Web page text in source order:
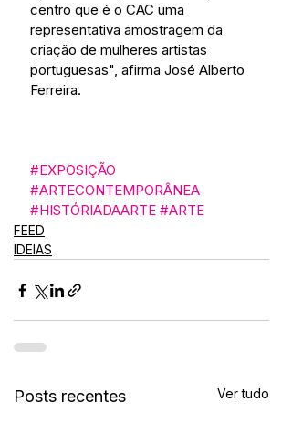
centro que é o CAC uma
representativa amostragem da
criação de mulheres artistas
portuguesas", afirma José Alberto
Ferreira.
#EXPOSIÇÃO
#ARTECONTEMPORÂNEA
#HISTÓRIADAARTE #ARTE
FEED
IDEIAS
Posts recentes Ver tudo